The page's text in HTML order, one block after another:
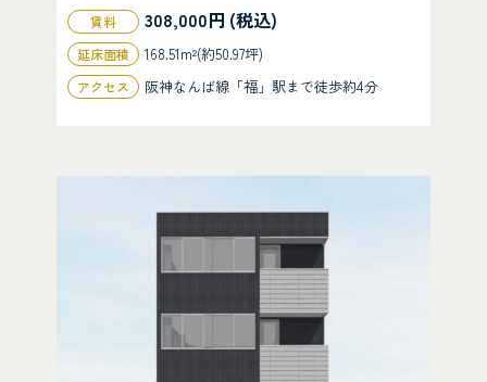
賃料 308,000円 (税込)
延床面積 168.51m²(約50.97坪)
アクセス 阪神なんば線「福」駅まで徒歩約4分